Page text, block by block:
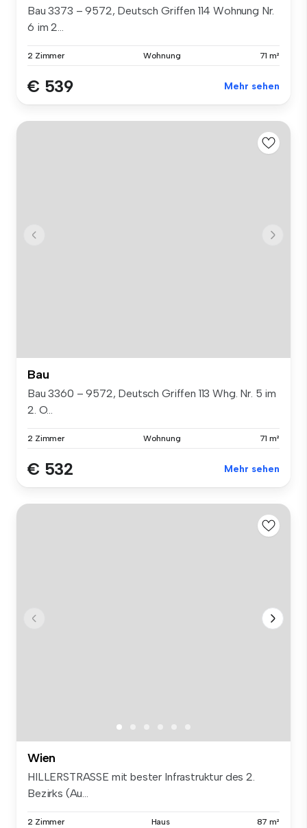
Bau 3373 – 9572, Deutsch Griffen 114 Wohnung Nr.
6 im 2...
2 Zimmer Wohnung 71 m²
€ 539 Mehr sehen
Bau
Bau 3360 – 9572, Deutsch Griffen 113 Whg. Nr. 5 im
2. O...
2 Zimmer Wohnung 71 m²
€ 532 Mehr sehen
Wien
HILLERSTRASSE mit bester Infrastruktur des 2.
Bezirks (Au...
2 Zimmer Haus 87 m²